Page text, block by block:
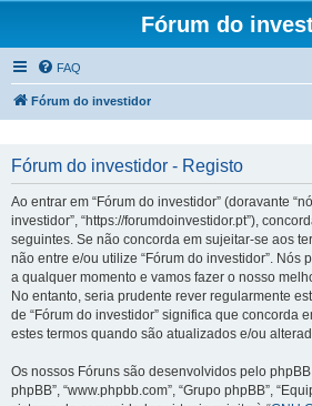
Fórum do
FAQ
Fórum do investidor
Fórum do investidor - Registo
Ao entrar em “Fórum do investidor” (doravante
investidor”, “https://forumdoinvestidor.pt”),
seguintes. Se não concorda em sujeitar-se aos
não entre e/ou utilize “Fórum do investidor”. Nós
a qualquer momento e vamos fazer o nosso
No entanto, seria prudente rever regularmente
de “Fórum do investidor” significa que concorda
estes termos quando são atualizados e/ou
Os nossos Fóruns são desenvolvidos pelo phpBB
phpBB”, “www.phpbb.com”, “Grupo phpBB”,